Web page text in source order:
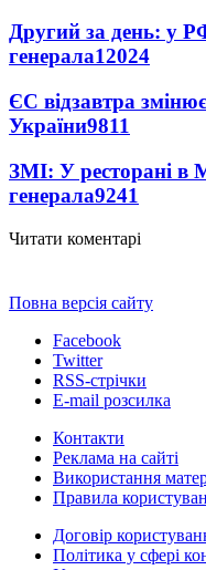
Другий за день: у
генерала12024
ЄС відзавтра
України9811
ЗМІ: У ресторані в
генерала9241
Читати коментарі
Повна версія сайту
Facebook
Twitter
RSS-стрічки
E-mail розсилка
Контакти
Реклама на сайті
Використання
Правила
Договір
Політика у сфері